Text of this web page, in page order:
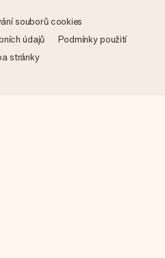
souborů cookies
údajů
Podmínky použití
stránky